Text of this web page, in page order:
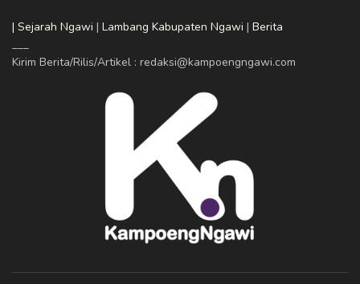
| Sejarah Ngawi | Lambang Kabupaten Ngawi | Berita
Kirim Berita/Rilis/Artikel : redaksi@kampoengngawi.com